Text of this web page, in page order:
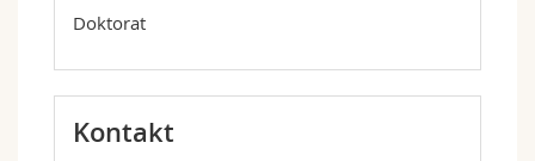
Doktorat
Kontakt